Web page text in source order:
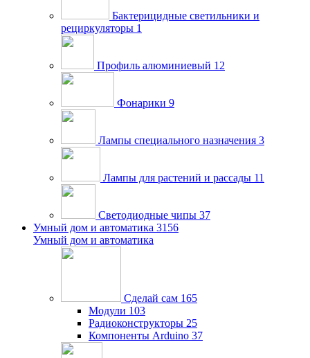
Бактерицидные светильники и
рециркуляторы 1
Профиль алюминиевый 12
Фонарики 9
Лампы специального назначения 3
Лампы для растений и рассады 11
Светодиодные чипы 37
Умный дом и автоматика 3156
Умный дом и автоматика
Сделай сам 165
Модули 103
Радиоконструкторы 25
Компоненты Arduino 37